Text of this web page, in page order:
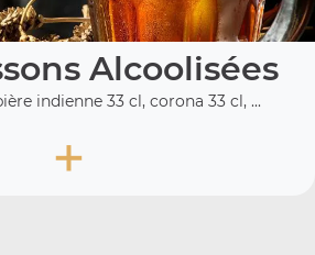
Alcoolisées
indienne 33 cl, corona 33 cl, ...
+